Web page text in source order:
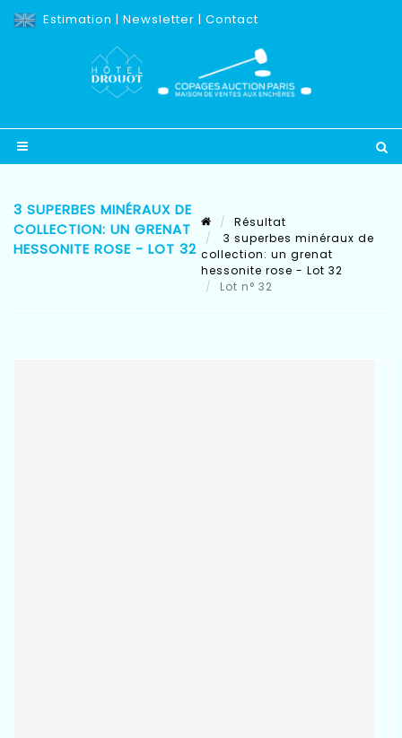
Estimation | Newsletter | Contact
3 SUPERBES MINÉRAUX DE
COLLECTION: UN GRENAT
HESSONITE ROSE - LOT 32
Résultat
3 superbes minéraux de
collection: un grenat
hessonite rose - Lot 32
Lot n° 32